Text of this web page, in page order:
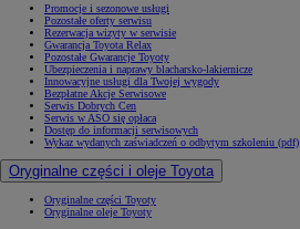
Promocje i sezonowe usługi
Pozostałe oferty serwisu
Rezerwacja wizyty w serwisie
Gwarancja Toyota Relax
Pozostałe Gwarancje Toyoty
Ubezpieczenia i naprawy blacharsko-lakiernicze
Innowacyjne usługi dla Twojej wygody
Bezpłatne Akcje Serwisowe
Serwis Dobrych Cen
Serwis w ASO się opłaca
Dostęp do informacji serwisowych
Wykaz wydanych zaświadczeń o odbytym szkoleniu (pdf)
Oryginalne części i oleje Toyota
Oryginalne części Toyoty
Oryginalne oleje Toyoty